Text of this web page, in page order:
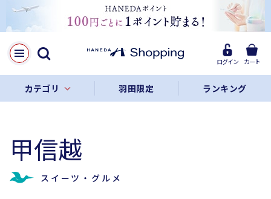
ログイン カート
カテゴリ 羽田限定 ランキング
甲信越
スイーツ・グルメ